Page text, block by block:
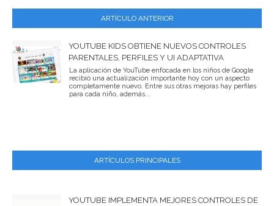
ARTÍCULO ANTERIOR
YOUTUBE KIDS OBTIENE NUEVOS CONTROLES
PARENTALES, PERFILES Y UI ADAPTATIVA
La aplicación de YouTube enfocada en los niños de Google
recibió una actualización importante hoy con un aspecto
completamente nuevo. Entre sus otras mejoras hay perfiles
para cada niño, además...
ARTÍCULOS PRINCIPALES
YOUTUBE IMPLEMENTA MEJORES CONTROLES DE